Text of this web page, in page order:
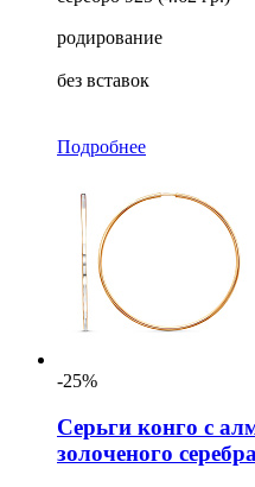
родирование
без вставок
Подробнее
-25%
Серьги конго с
золоченого серебра